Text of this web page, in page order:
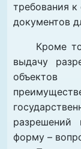
требования
документов
Кроме
выдачу
разрешений
форму –